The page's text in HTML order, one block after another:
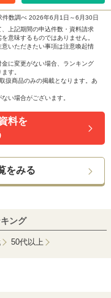
件数調べ 2026年6月1日～6月30日
上記期間の申込件数・資料請求
意味するものではありません。
いただきたい事項は注意喚起情
に変更がない場合、ランキング
す。
扱商品のみの掲載となります。あ
い場合がございます。
料を
をみる
ング
50代以上